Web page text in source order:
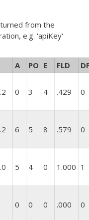
from the
e.g. 'apiKey'
A PO E FLD
0 3 4 .429 0
6 5 8 .579 0
5 4 0 1.000 1
0 0 0 .000 0